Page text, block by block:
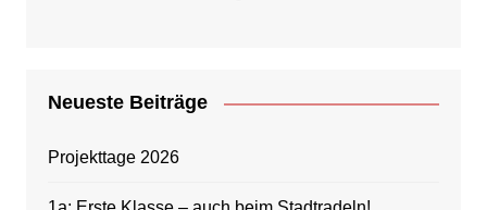
Neueste Beiträge
Projekttage 2026